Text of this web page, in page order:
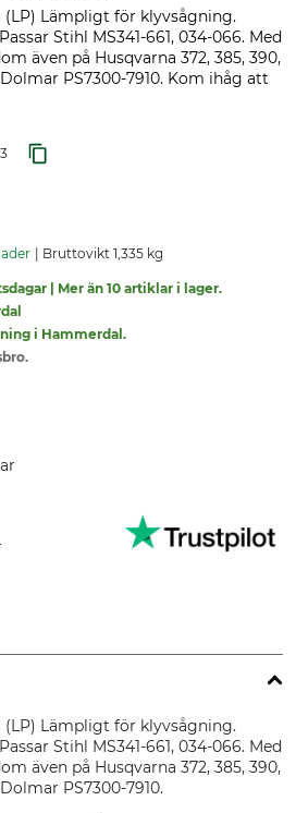
Lämpligt för klyvsågning.
Stihl MS341-661, 034-066. Med
även på Husqvarna 372, 385, 390,
PS7300-7910. Kom ihåg att
Bruttovikt 1,335 kg
| Mer än 10 artiklar i lager.
i Hammerdal.
Lämpligt för klyvsågning.
Stihl MS341-661, 034-066. Med
även på Husqvarna 372, 385, 390,
PS7300-7910.